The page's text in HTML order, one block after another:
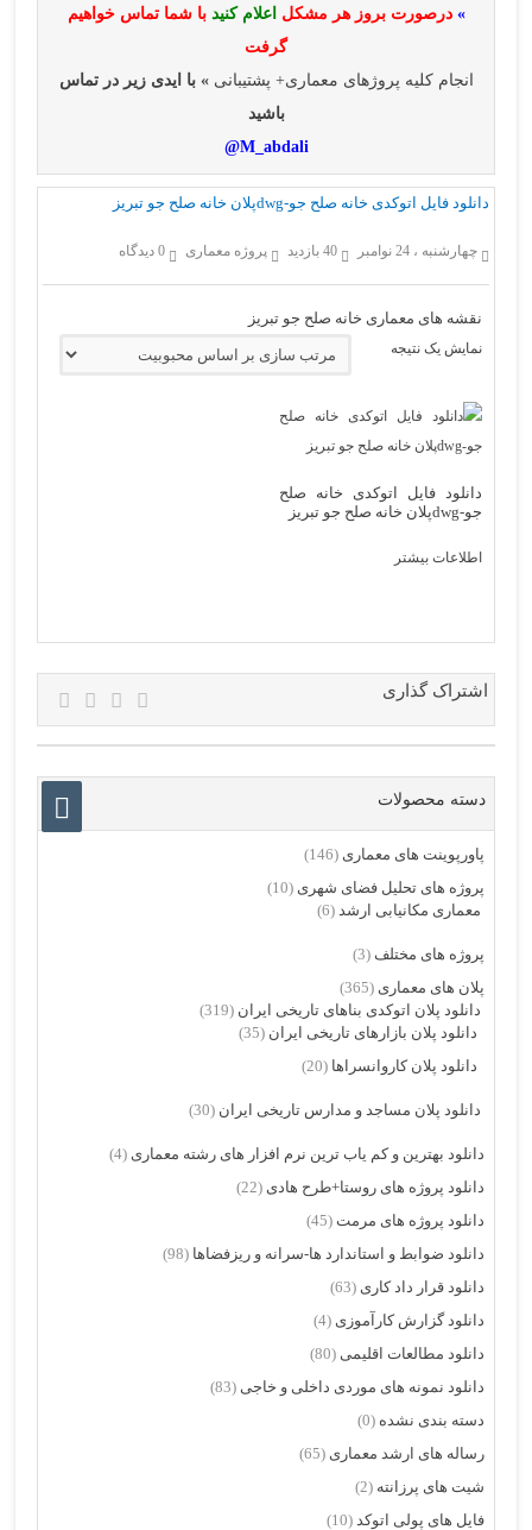
» درصورت بروز هر مشکل اعلام کنید با شما تماس خواهیم
گرفت
انجام کلیه پروژهای معماری+ پشتیبانی» با ایدی زیر در تماس
باشید
M_abdali@
دانلود فایل اتوکدی خانه صلح جو-dwgپلان خانه صلح جو تبریز
چهارشنبه ، 24 نوامبر 40 بازدید پروژه معماری 0 دیدگاه
نقشه های معماری خانه صلح جو تبریز
نمایش یک نتیجه
دانلود فایل اتوکدی خانه صلح
جو-dwgپلان خانه صلح جو تبریز
اطلاعات بیشتر
اشتراک گذاری
دسته محصولات
پاورپوینت های معماری (146)
پروژه های تحلیل فضای شهری (10)
معماری مکانیابی ارشد (6)
پروژه های مختلف (3)
پلان های معماری (365)
دانلود پلان اتوکدی بناهای تاریخی ایران (319)
دانلود پلان بازارهای تاریخی ایران (35)
دانلود پلان کاروانسراها (20)
دانلود پلان مساجد و مدارس تاریخی ایران (30)
دانلود بهترین و کم یاب ترین نرم افزار های رشته معماری (4)
دانلود پروژه های روستا+طرح هادی (22)
دانلود پروژه های مرمت (45)
دانلود ضوابط و استاندارد ها-سرانه و ریزفضاها (98)
دانلود قرار داد کاری (63)
دانلود گزارش کارآموزی (4)
دانلود مطالعات اقلیمی (80)
دانلود نمونه های موردی داخلی و خاجی (83)
دسته بندی نشده (0)
رساله های ارشد معماری (65)
شیت های پرزانته (2)
فایل های پولی اتوکد (10)